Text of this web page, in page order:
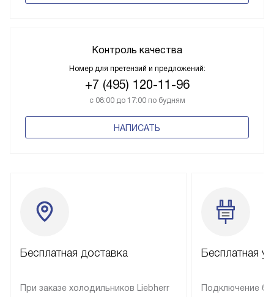
Контроль качества
Номер для претензий и предложений:
+7 (495) 120-11-96
с 08:00 до 17:00 по будням
НАПИСАТЬ
Бесплатная доставка
При заказе холодильников Liebherr
Бесплатная
Подключение